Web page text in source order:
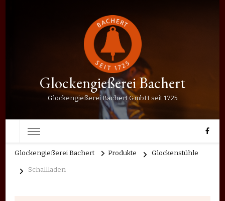
Glockengießerei Bachert
Glockengießerei Bachert GmbH seit 1725
Glockengießerei Bachert Produkte Glockenstühle
Schallläden